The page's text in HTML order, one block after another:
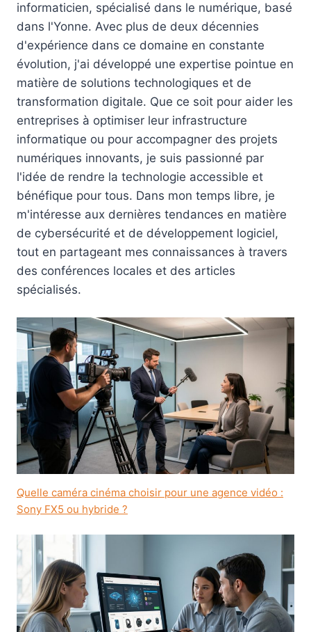
informaticien, spécialisé dans le numérique, basé
dans l'Yonne. Avec plus de deux décennies
d'expérience dans ce domaine en constante
évolution, j'ai développé une expertise pointue en
matière de solutions technologiques et de
transformation digitale. Que ce soit pour aider les
entreprises à optimiser leur infrastructure
informatique ou pour accompagner des projets
numériques innovants, je suis passionné par
l'idée de rendre la technologie accessible et
bénéfique pour tous. Dans mon temps libre, je
m'intéresse aux dernières tendances en matière
de cybersécurité et de développement logiciel,
tout en partageant mes connaissances à travers
des conférences locales et des articles
spécialisés.
Quelle caméra cinéma choisir pour une agence vidéo :
Sony FX5 ou hybride ?